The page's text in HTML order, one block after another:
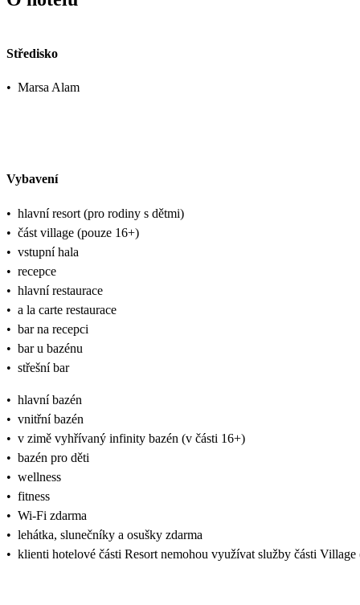
Středisko
• Marsa Alam
Vybavení
• hlavní resort (pro rodiny s dětmi)
• část village (pouze 16+)
• vstupní hala
• recepce
• hlavní restaurace
• a la carte restaurace
• bar na recepci
• bar u bazénu
• střešní bar
• hlavní bazén
• vnitřní bazén
• v zimě vyhřívaný infinity bazén (v části 16+)
• bazén pro děti
• wellness
• fitness
• Wi-Fi zdarma
• lehátka, slunečníky a osušky zdarma
• klienti hotelové části Resort nemohou využívat služby části